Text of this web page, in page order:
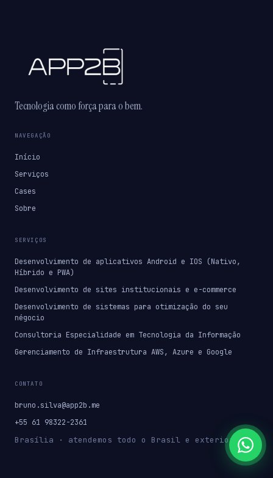
Tecnologia como força para o bem.
NAVEGAÇÃO
Início
Serviços
Cases
Sobre
SERVIÇOS
Desenvolvimento de aplicativos Android e IOS (Nativo,
Híbrido e PWA)
Desenvolvimento de sites institucionais e e-commerce
Desenvolvimento de sistemas para otimização do seu
négocio
Consultoria Especialidade em Tecnologia da Informação
Gerenciamento de Infraestrutura AWS, Azure e Google
CONTATO
bruno.silva@app2b.me
+55 61 98322-2361
Brasília · atendemos todo o Brasil e exterior